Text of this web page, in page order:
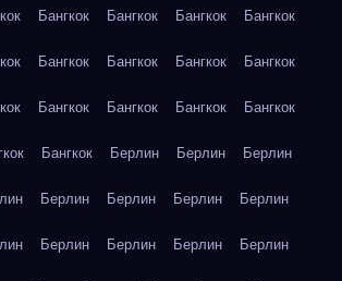
Бангкок Бангкок Бангкок Бангкок
Бангкок Бангкок Бангкок Бангкок
Бангкок Бангкок Бангкок Бангкок
Бангкок Берлин Берлин Берлин
Берлин Берлин Берлин Берлин
Берлин Берлин Берлин Берлин